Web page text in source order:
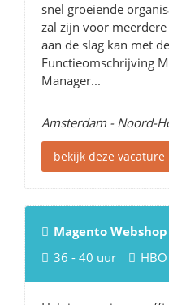
snel groeiende
zal zijn voor
aan de slag kan met
Functieomschrijving
Manager...
Amsterdam - Noord-
bekijk deze vacature
Magento
36 - 40 uur
HBO